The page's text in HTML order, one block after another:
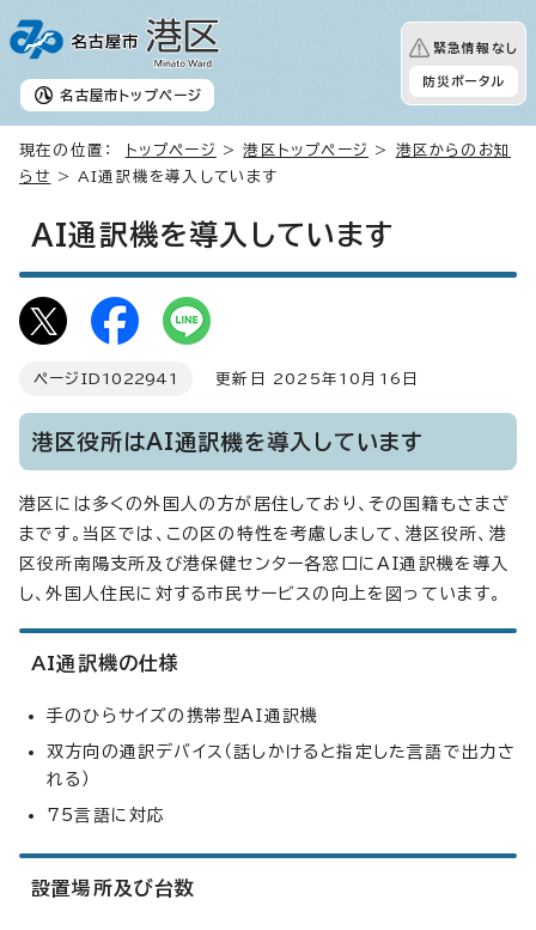
名古屋市 トップページ
緊急情報なし
防災ポータル
現在の位置： トップページ >港区トップページ > 港区からのお知
らせ
> AI通訳機を導入しています
AI通訳機を導入しています
ページID 1022941 更新日 2025年10月16日
港区役所はAI通訳機を導入しています
港区には多くの外国人の方が居住しており、その国籍もさまざ
まです。当区では、この区の特性を考慮しまして、港区役所、港
区役所南陽支所及び港保健センター各窓口にAI通訳機を導入
し、外国人住民に対する市民サービスの向上を図っています。
AI通訳機の仕様
手のひらサイズの携帯型AI通訳機
双方向の通訳デバイス（話しかけると指定した言語で出力さ
れる）
75言語に対応
設置場所及び台数